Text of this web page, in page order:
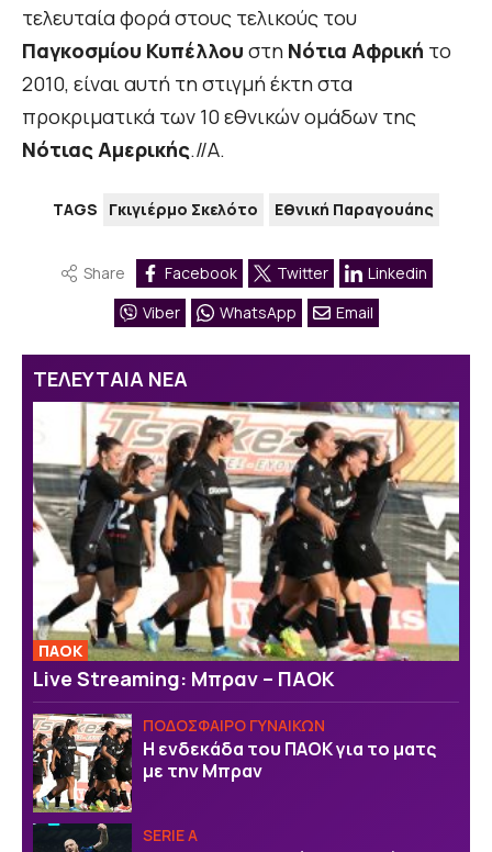
τελευταία φορά στους τελικούς του
Παγκοσμίου Κυπέλλου στη Νότια Αφρική το
2010, είναι αυτή τη στιγμή έκτη στα
προκριματικά των 10 εθνικών ομάδων της
Νότιας Αμερικής.//Α.
TAGS Γκιγιέρμο Σκελότο Εθνική Παραγουάης
Share Facebook Twitter
Linkedin
Viber
WhatsApp Email
ΤΕΛΕΥΤΑΙΑ ΝΕΑ
ΠΑΟΚ
Live Streaming: Μπραν – ΠΑΟΚ
ΠΟΔΟΣΦΑΙΡΟ ΓΥΝΑΙΚΩΝ
Η ενδεκάδα του ΠΑΟΚ για το ματς
με την Μπραν
SERIE A